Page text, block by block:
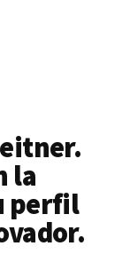
la
perfil